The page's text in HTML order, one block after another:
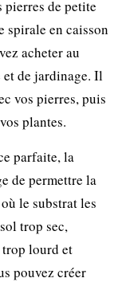
pierres de petite
spirale en caisson
acheter au
et de jardinage. Il
vos pierres, puis
plantes.
parfaite, la
de permettre la
le substrat les
trop sec,
lourd et
pouvez créer